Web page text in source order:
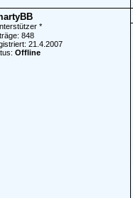
*
848
21.4.2007
Offline